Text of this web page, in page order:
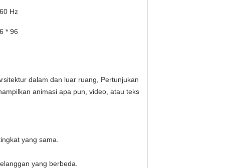
Hz
* 96
dalam dan luar ruang, Pertunjukan
animasi apa pun, video, atau teks
yang sama.
yang berbeda.